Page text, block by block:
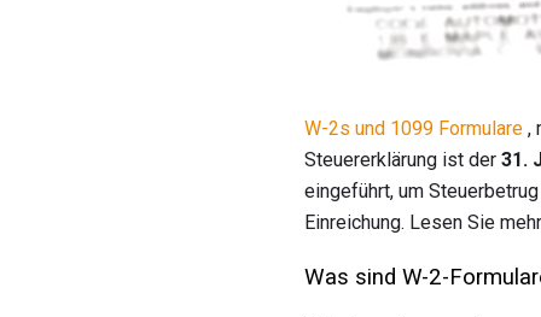
W-2s und 1099 Formulare ,
Steuererklärung ist der 31.
eingeführt, um
Einreichung. Lesen Sie
Was sind W-2-